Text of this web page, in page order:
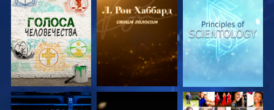
СМОТРЕТЬ
ПЕРЕДАЧИ
СМОТРЕТЬ
ПЕРЕДАЧИ
СМОТРЕТЬ
ПЕРЕДАЧИ